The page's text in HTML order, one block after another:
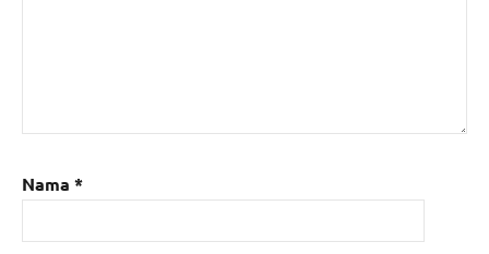
Nama *